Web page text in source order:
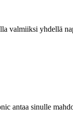
yhdellä
antaa sinulle